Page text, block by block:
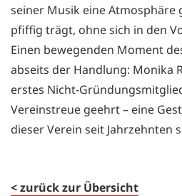
seiner Musik eine Atmosphäre
pfiffig trägt, ohne sich in den
Einen bewegenden Moment
abseits der Handlung: Monika
erstes Nicht-
Vereinstreue geehrt – eine
dieser Verein seit Jahrzehnten
< zurück zur Übersicht